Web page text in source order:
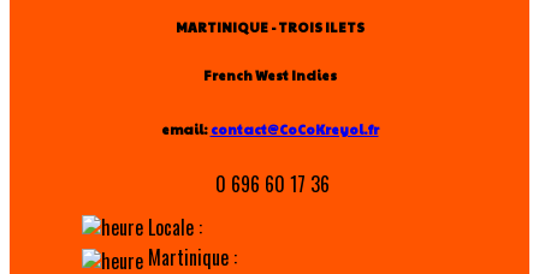
MARTINIQUE - TROIS ILETS
French West Indies
email: contact@CoCoKreyol.fr
0 696 60 17 36
Locale :
Martinique :